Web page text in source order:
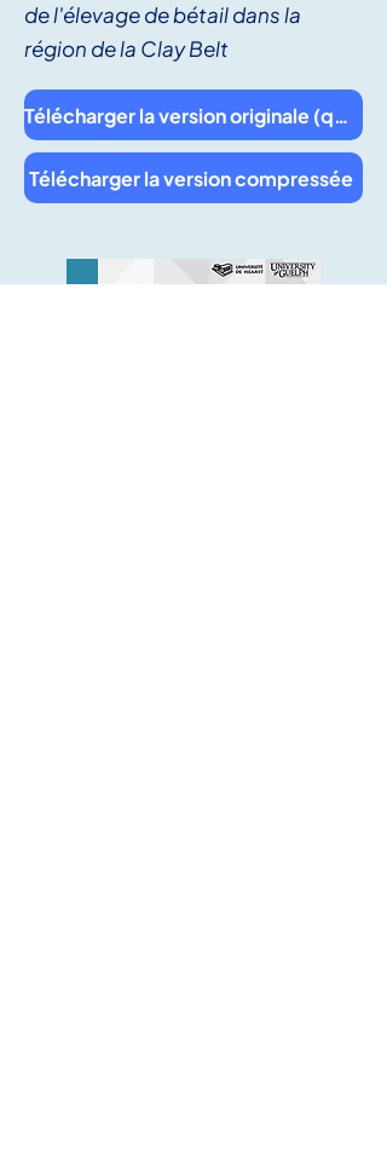
de l'élevage de bétail dans la
région de la Clay Belt
Télécharger la version originale (qualité supérieure)
Télécharger la version compressée